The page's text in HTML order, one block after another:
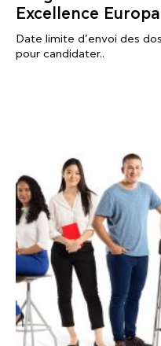
Excellence
Date limite d’envoi des
pour candidater..